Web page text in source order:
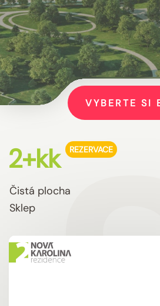
VYBERTE SI
2+kk REZERVACE
Čistá plocha
Sklep